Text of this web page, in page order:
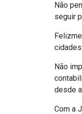
Não
seguir
Não
desde
Com a